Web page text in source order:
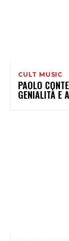
CULT MUSIC
PAOLO
GENIALITÀ E